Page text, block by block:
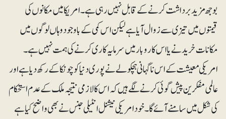
بوجھ مزید برداشت کرنے کے قابل نہیں رہی ہے۔ امریکا میں مکانوں کی
قیمتوں میں تیزی سے زوال آیا ہے لیکن اس کمی کے باوجود وہاں لوگوں میں
مکانات خریدنے یا اس کاروبار میں سرمایہ کاری کرنے کی ہمت نہیں ہے۔
امریکی معیشت کے اس ناگہانی ہچکولے نے پوری دنیا کو چونکا کے رکھ دیا ہے اور
عالمی مفکرین پیش گوئی کرنے لگے ہیں کہ اس کا لازمی نتیجہ ملک کے عدم استحکام
کی شکل میں سامنے آئے گا۔ خود امریکی نیشنل انٹیلی جنس نے بھی واضح کیا ہے